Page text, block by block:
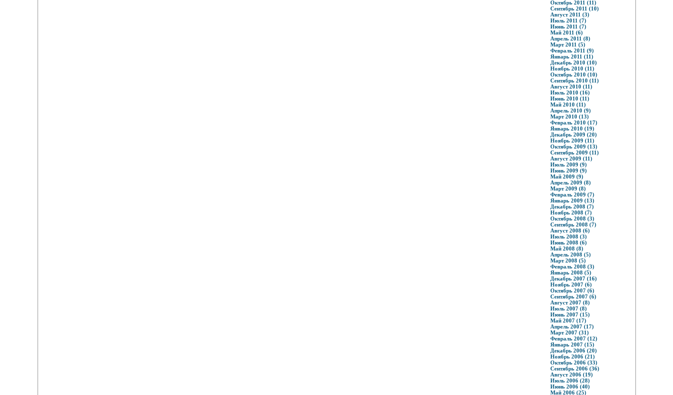
Октябрь 2011 (11)
Сентябрь 2011 (10)
Август 2011 (3)
Июль 2011 (7)
Июнь 2011 (7)
Май 2011 (6)
Апрель 2011 (8)
Март 2011 (5)
Февраль 2011 (9)
Январь 2011 (11)
Декабрь 2010 (10)
Ноябрь 2010 (11)
Октябрь 2010 (10)
Сентябрь 2010 (11)
Август 2010 (11)
Июль 2010 (16)
Июнь 2010 (11)
Май 2010 (11)
Апрель 2010 (9)
Март 2010 (13)
Февраль 2010 (17)
Январь 2010 (19)
Декабрь 2009 (20)
Ноябрь 2009 (11)
Октябрь 2009 (13)
Сентябрь 2009 (11)
Август 2009 (11)
Июль 2009 (9)
Июнь 2009 (9)
Май 2009 (9)
Апрель 2009 (8)
Март 2009 (8)
Февраль 2009 (7)
Январь 2009 (13)
Декабрь 2008 (7)
Ноябрь 2008 (7)
Октябрь 2008 (3)
Сентябрь 2008 (7)
Август 2008 (6)
Июль 2008 (3)
Июнь 2008 (6)
Май 2008 (8)
Апрель 2008 (5)
Март 2008 (5)
Февраль 2008 (3)
Январь 2008 (5)
Декабрь 2007 (16)
Ноябрь 2007 (6)
Октябрь 2007 (6)
Сентябрь 2007 (6)
Август 2007 (8)
Июль 2007 (8)
Июнь 2007 (15)
Май 2007 (17)
Апрель 2007 (17)
Март 2007 (31)
Февраль 2007 (12)
Январь 2007 (15)
Декабрь 2006 (20)
Ноябрь 2006 (21)
Октябрь 2006 (33)
Сентябрь 2006 (36)
Август 2006 (19)
Июль 2006 (28)
Июнь 2006 (40)
Май 2006 (25)